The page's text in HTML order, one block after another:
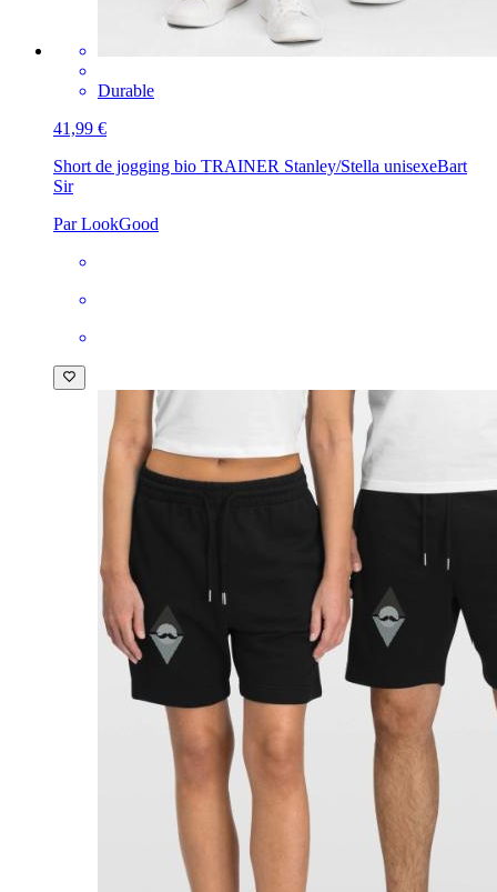
Durable
41,99 €
Short de jogging bio TRAINER Stanley/Stella unisexeBart
Sir
Par LookGood